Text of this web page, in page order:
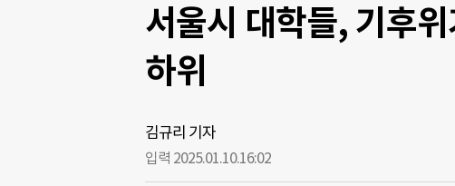
서울시 대학들, 기후
하위
김규리 기자
입력 2025.01.10.16:02